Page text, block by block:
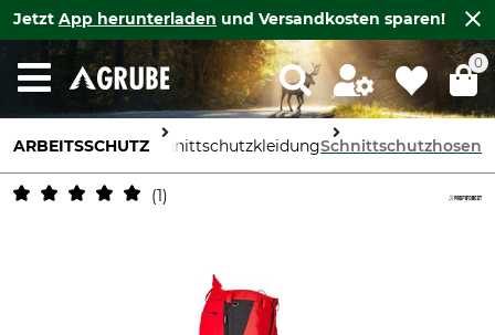
Jetzt App herunterladen und Versandkosten sparen!
0
ARBEITSSCHUTZ
KörperschutzSchnittschutzkleidungSchnittschutzhosen
1